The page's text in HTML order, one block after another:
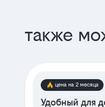
также
цена на 2 месяца
Удобный для